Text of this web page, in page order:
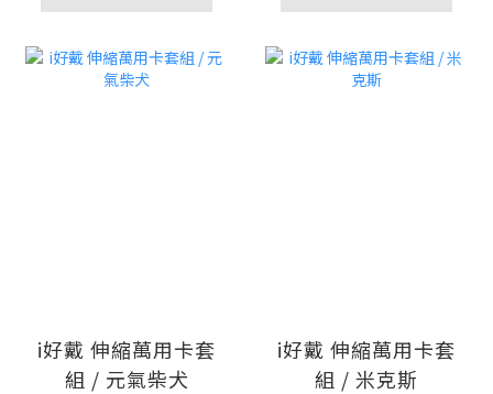
i好戴 伸縮萬用卡套
組 / 元氣柴犬
i好戴 伸縮萬用卡套
組 / 米克斯